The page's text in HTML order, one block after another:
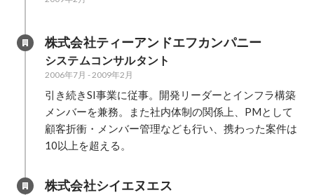
株式会社ティーアンドエフカンパニー
システムコンサルタント
2006年7月 -2009年2月
引き続きSI事業に従事。開発リーダーとインフラ構築
メンバーを兼務。また社内体制の関係上、PMとして
顧客折衝・メンバー管理なども行い、携わった案件は
10以上を超える。
株式会社シイエヌエス